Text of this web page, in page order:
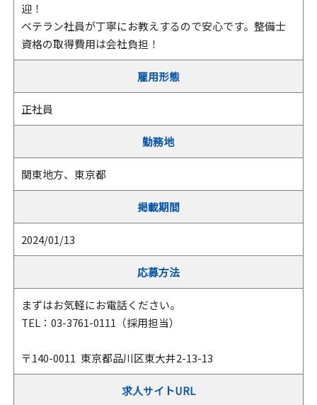
迎！
ベテラン社員が丁寧にお教えするので安心です。整備士
資格の取得費用は会社負担！
雇用形態
正社員
勤務地
関東地方、東京都
掲載期間
2024/01/13
応募方法
まずはお気軽にお電話ください。
TEL：03-3761-0111（採用担当）
〒140-0011 東京都品川区東大井2-13-13
求人サイトURL